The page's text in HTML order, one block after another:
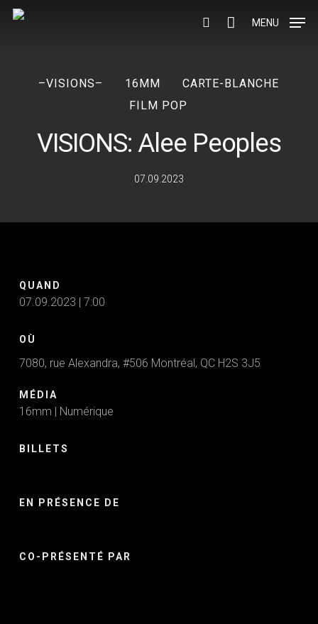
Skip
search
MENU
–VISIONS– 16MM
CARTE-BLANCHE
FILM POP
VISIONS: Alee Peoples
07.09.2023
QUAND
07.09.2023 | 7:00
OÙ
7080, rue Alexandra, #506 Montréal, QC H2S 3J5
MÉDIA
16mm | Numérique
BILLETS
EN PRÉSENCE DE
CO-PRÉSENTÉ PAR